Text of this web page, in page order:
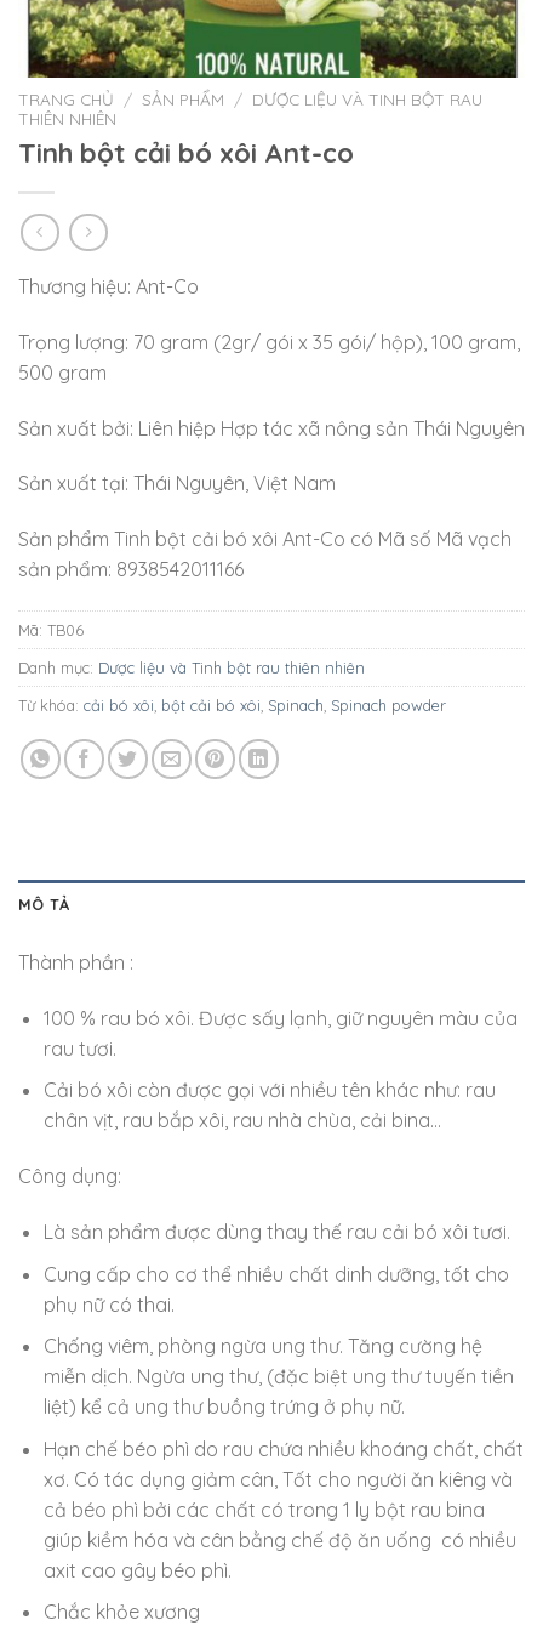
TRANG CHỦ / SẢN PHẨM / DƯỢC LIỆU VÀ TINH BỘT RAU
THIÊN NHIÊN
Tinh bột cải bó xôi Ant-co
Thương hiệu: Ant-Co
Trọng lượng: 70 gram (2gr/ gói x 35 gói/ hộp), 100 gram,
500 gram
Sản xuất bởi: Liên hiệp Hợp tác xã nông sản Thái Nguyên
Sản xuất tại: Thái Nguyên, Việt Nam
Sản phẩm Tinh bột cải bó xôi Ant-Co có Mã số Mã vạch
sản phẩm: 8938542011166
Mã: TB06
Danh mục: Dược liệu và Tinh bột rau thiên nhiên
Từ khóa: cải bó xôi bột cải bó xôi Spinach Spinach powder
MÔ TẢ
Thành phần :
100 % rau bó xôi. Được sấy lạnh, giữ nguyên màu của
rau tươi.
Cải bó xôi còn được gọi với nhiều tên khác như: rau
chân vịt, rau bắp xôi, rau nhà chùa, cải bina…
Công dụng:
Là sản phẩm được dùng thay thế rau cải bó xôi tươi.
Cung cấp cho cơ thể nhiều chất dinh dưỡng, tốt cho
phụ nữ có thai.
Chống viêm, phòng ngừa ung thư. Tăng cường hệ
miễn dịch. Ngừa ung thư, (đặc biệt ung thư tuyến tiền
liệt) kể cả ung thư buồng trứng ở phụ nữ.
Hạn chế béo phì do rau chứa nhiều khoáng chất, chất
xơ. Có tác dụng giảm cân, Tốt cho người ăn kiêng và
cả béo phì bởi các chất có trong 1 ly bột rau bina
giúp kiềm hóa và cân bằng chế độ ăn uống có nhiều
axit cao gây béo phì.
Chắc khỏe xương